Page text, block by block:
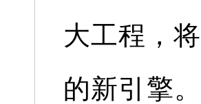
大工程，
的新引擎